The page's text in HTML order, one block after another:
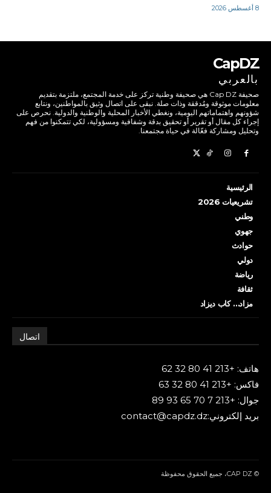
8 أغسطس 2026
CapDZ
بالعربي
صحيفة Cap DZ هي صحيفة وطنية تركز على خدمة المجتمع، ملتزمة بتقديم
معلومات موثوقة ومُدققة وذات صلة. نبقى على اتصال وثيق بالمواطنين، ونتابع
شؤونهم واهتماماتهم اليومية، ونغطي الأخبار المحلية والوطنية والدولية. نحرص على
إجراء كل مقال أو تقرير أو تحقيق بدقة وشفافية ومسؤولية، لكي تتمكنوا من فهم
وتحليل ومشاركة فعّالة في حياة مجتمعنا.
الرئيسية
تشريعيات 2026
وطني
جهوي
حوادث
دولي
رياضة
ثقافة
مزاد… كاب ديزاد
اتصال
هاتف: +213 41 80 32 62
فاكس: +213 41 80 32 63
جوال: +213 7 70 65 93 89
بريد إلكتروني:contact@capdz.dz
© CAP DZ، جميع الحقوق محفوظة